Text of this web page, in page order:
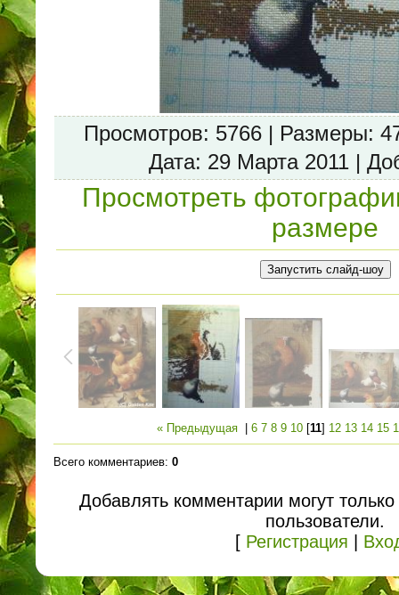
Просмотров: 5766 | Размеры:
Дата: 29 Марта 2011 |
Просмотреть
размере
« Предыдущая| 6 7 8 9 10[11] 12 13 14 15
Всего комментариев: 0
Добавлять комментарии могут
пользователи.
[ Регистрация